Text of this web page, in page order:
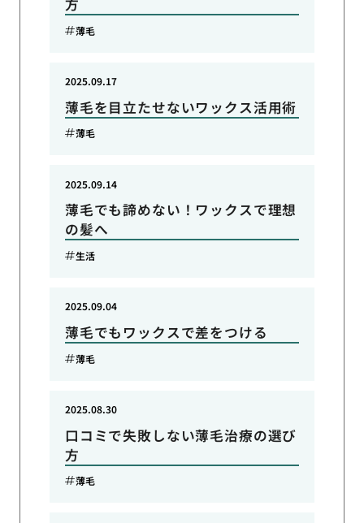
方
薄毛
薄毛を目立たせないワックス活用術
2025.09.17
薄毛
薄毛でも諦めない！ワックスで理想
の髪へ
2025.09.14
生活
薄毛でもワックスで差をつける
2025.09.04
薄毛
口コミで失敗しない薄毛治療の選び
方
2025.08.30
薄毛